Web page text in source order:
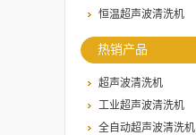
恒温超声波清洗机
热销产品
超声波清洗机
工业超声波清洗机
全自动超声波清洗机